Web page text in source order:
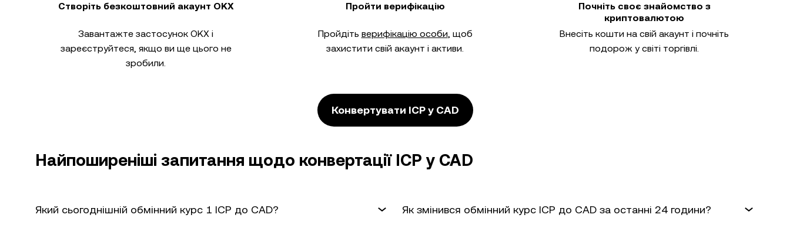
Створіть безкоштовний акаунт OKX
Завантажте застосунок OKX і
зареєструйтеся, якщо ви ще цього не
зробили.
Пройти верифікацію
Пройдіть верифікацію особи, щоб
захистити свій акаунт і активи.
Почніть своє знайомство з
криптовалютою
Внесіть кошти на свій акаунт і почніть
подорож у світі торгівлі.
Конвертувати ICP у CAD
Найпоширеніші запитання щодо конвертації ICP у CAD
Який сьогоднішній обмінний курс 1 ICP до CAD? Як змінився обмінний курс ICP до CAD за останні 24 години?